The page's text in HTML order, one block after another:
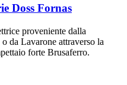
Doss Fornas
proveniente dalla
da Lavarone attraverso la
forte Brusaferro.